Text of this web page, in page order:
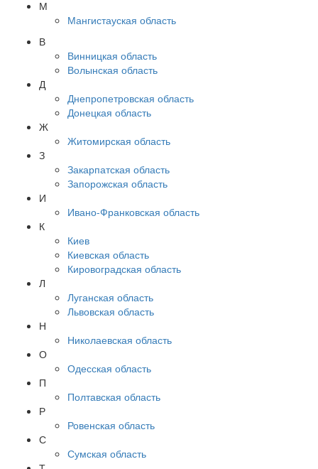
М
Мангистауская область
В
Винницкая область
Волынская область
Д
Днепропетровская область
Донецкая область
Ж
Житомирская область
З
Закарпатская область
Запорожская область
И
Ивано-Франковская область
К
Киев
Киевская область
Кировоградская область
Л
Луганская область
Львовская область
Н
Николаевская область
О
Одесская область
П
Полтавская область
Р
Ровенская область
С
Сумская область